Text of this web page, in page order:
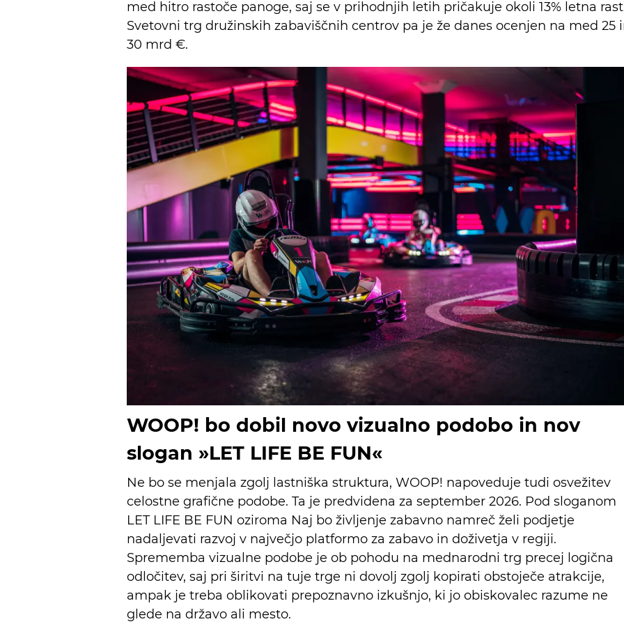
med hitro rastoče panoge, saj se v prihodnjih letih pričakuje okoli 13% letna
Svetovni trg družinskih zabaviščnih centrov pa je že danes ocenjen na med 25
30 mrd €.
WOOP! bo dobil novo vizualno podobo in nov
slogan »LET LIFE BE FUN«
Ne bo se menjala zgolj lastniška struktura, WOOP! napoveduje tudi osvežitev
celostne grafične podobe. Ta je predvidena za september 2026. Pod sloganom
LET LIFE BE FUN oziroma Naj bo življenje zabavno namreč želi podjetje
nadaljevati razvoj v največjo platformo za zabavo in doživetja v regiji.
Sprememba vizualne podobe je ob pohodu na mednarodni trg precej logična
odločitev, saj pri širitvi na tuje trge ni dovolj zgolj kopirati obstoječe atrakcije,
ampak je treba oblikovati prepoznavno izkušnjo, ki jo obiskovalec razume ne
glede na državo ali mesto.